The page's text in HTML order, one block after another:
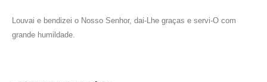
Louvai e bendizei o Nosso Senhor, dai-Lhe graças e servi-O com
grande humildade.